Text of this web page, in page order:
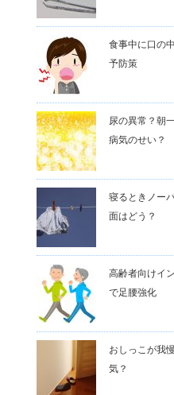
食事中に口の
予防策
尿の異常？朝
病気のせい？
寝るときノー
面はどう？
高齢者向けイ
で足腰強化
おしっこが我
気？